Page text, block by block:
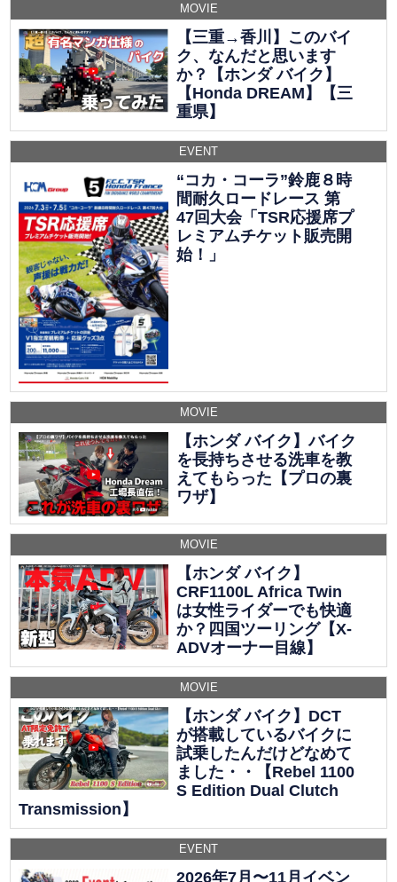
MOVIE
【三重→香川】このバイ
ク、なんだと思います
か？【ホンダ バイク】
【Honda DREAM】【三
重県】
EVENT
“コカ・コーラ”鈴鹿８時
間耐久ロードレース 第
47回大会「TSR応援席プ
レミアムチケット販売開
始！」
MOVIE
【ホンダ バイク】バイク
を長持ちさせる洗車を教
えてもらった【プロの裏
ワザ】
MOVIE
【ホンダ バイク】
CRF1100L Africa Twin
は女性ライダーでも快適
か？四国ツーリング【X-
ADVオーナー目線】
MOVIE
【ホンダ バイク】DCT
が搭載しているバイクに
試乗したんだけどなめて
ました・・【Rebel 1100
S Edition Dual Clutch
Transmission】
EVENT
2026年7月〜11月イベン